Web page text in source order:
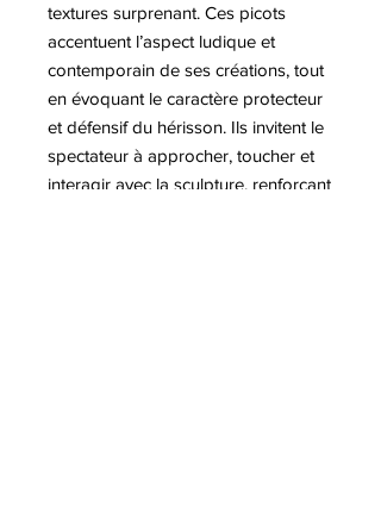
textures surprenant. Ces picots
accentuent l’aspect ludique et
contemporain de ses créations, tout
en évoquant le caractère protecteur
et défensif du hérisson. Ils invitent le
spectateur à approcher, toucher et
interagir avec la sculpture, renforçant